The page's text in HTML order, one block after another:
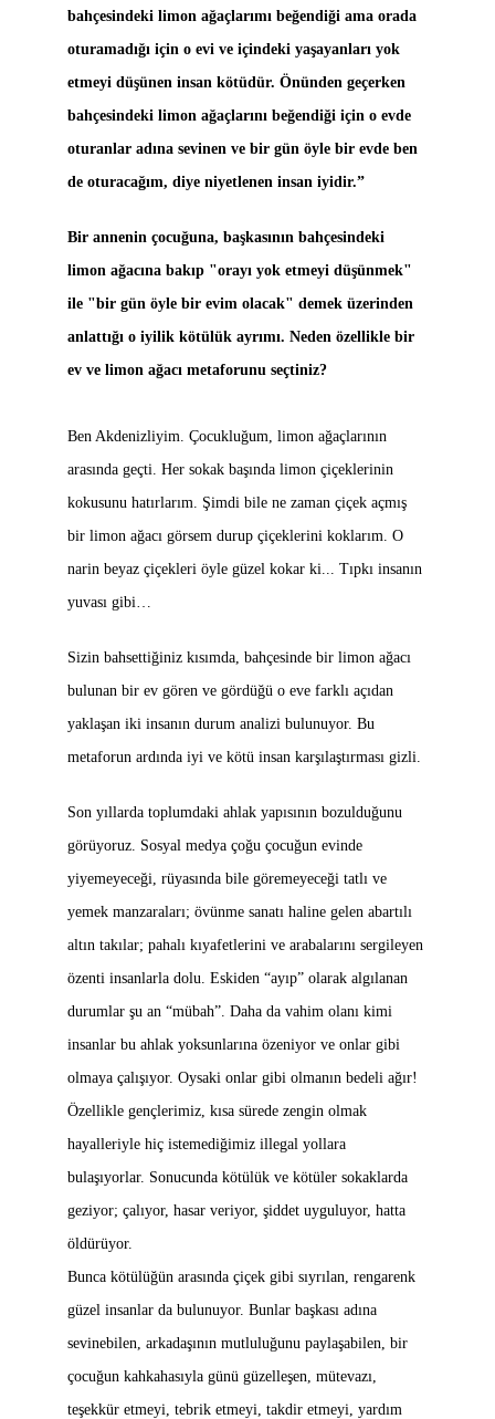
bahçesindeki limon ağaçlarımı beğendiği ama orada
oturamadığı için o evi ve içindeki yaşayanları yok
etmeyi düşünen insan kötüdür. Önünden geçerken
bahçesindeki limon ağaçlarını beğendiği için o evde
oturanlar adına sevinen ve bir gün öyle bir evde ben
de oturacağım, diye niyetlenen insan iyidir.”
Bir annenin çocuğuna, başkasının bahçesindeki
limon ağacına bakıp "orayı yok etmeyi düşünmek"
ile "bir gün öyle bir evim olacak" demek üzerinden
anlattığı o iyilik kötülük ayrımı. Neden özellikle bir
ev ve limon ağacı metaforunu seçtiniz?
Ben Akdenizliyim. Çocukluğum, limon ağaçlarının
arasında geçti. Her sokak başında limon çiçeklerinin
kokusunu hatırlarım. Şimdi bile ne zaman çiçek açmış
bir limon ağacı görsem durup çiçeklerini koklarım. O
narin beyaz çiçekleri öyle güzel kokar ki... Tıpkı insanın
yuvası gibi…
Sizin bahsettiğiniz kısımda, bahçesinde bir limon ağacı
bulunan bir ev gören ve gördüğü o eve farklı açıdan
yaklaşan iki insanın durum analizi bulunuyor. Bu
metaforun ardında iyi ve kötü insan karşılaştırması gizli.
Son yıllarda toplumdaki ahlak yapısının bozulduğunu
görüyoruz. Sosyal medya çoğu çocuğun evinde
yiyemeyeceği, rüyasında bile göremeyeceği tatlı ve
yemek manzaraları; övünme sanatı haline gelen abartılı
altın takılar; pahalı kıyafetlerini ve arabalarını sergileyen
özenti insanlarla dolu. Eskiden “ayıp” olarak algılanan
durumlar şu an “mübah”. Daha da vahim olanı kimi
insanlar bu ahlak yoksunlarına özeniyor ve onlar gibi
olmaya çalışıyor. Oysaki onlar gibi olmanın bedeli ağır!
Özellikle gençlerimiz, kısa sürede zengin olmak
hayalleriyle hiç istemediğimiz illegal yollara
bulaşıyorlar. Sonucunda kötülük ve kötüler sokaklarda
geziyor; çalıyor, hasar veriyor, şiddet uyguluyor, hatta
öldürüyor.
Bunca kötülüğün arasında çiçek gibi sıyrılan, rengarenk
güzel insanlar da bulunuyor. Bunlar başkası adına
sevinebilen, arkadaşının mutluluğunu paylaşabilen, bir
çocuğun kahkahasıyla günü güzelleşen, mütevazı,
teşekkür etmeyi, tebrik etmeyi, takdir etmeyi, yardım